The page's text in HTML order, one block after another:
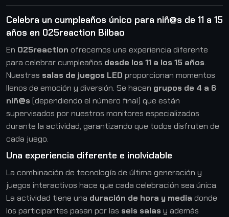
Celebra un cumpleaños único para niñ@s de 11 a 15
años en 025reaction Bilbao
En 025reaction ofrecemos una experiencia diferente
para celebrar cumpleaños desde los 11 a los 15 años.
Nuestras salas de juegos LED proporcionan momentos
llenos de emoción y diversión. Se hacen grupos de 4 a 6
niñ@s (dependiendo el número final) que están
supervisados por nuestros monitores especializados
durante la actividad, garantizando que todos disfruten de
cada juego.
Una experiencia diferente e inolvidable
La combinación de tecnología de última generación y
juegos interactivos hace que cada celebración sea única.
La actividad tiene una duración de hora y media donde
los participantes pasan por las seis salas y además